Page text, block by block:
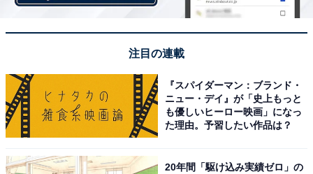
注目の連載
『スパイダーマン：ブランド・
ニュー・デイ』が「史上もっと
も優しいヒーロー映画」になっ
た理由。予習したい作品は？
20年間「駆け込み実績ゼロ」の